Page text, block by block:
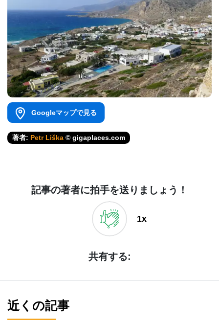
Googleマップで見る
著者: Petr Liška © gigaplaces.com
記事の著者に拍手を送りましょう！
1x
共有する:
近くの記事